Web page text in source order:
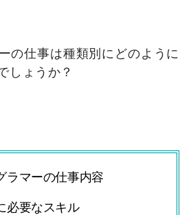
の仕事は種類別にどのように
しょうか？
ラマーの仕事内容
必要なスキル